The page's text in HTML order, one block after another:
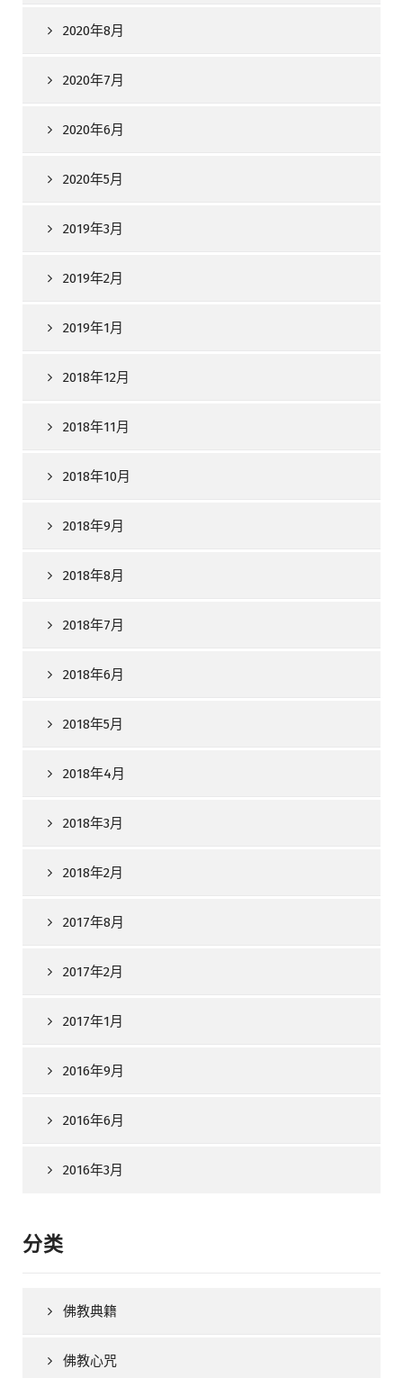
2020年8月
2020年7月
2020年6月
2020年5月
2019年3月
2019年2月
2019年1月
2018年12月
2018年11月
2018年10月
2018年9月
2018年8月
2018年7月
2018年6月
2018年5月
2018年4月
2018年3月
2018年2月
2017年8月
2017年2月
2017年1月
2016年9月
2016年6月
2016年3月
分类
佛教典籍
佛教心咒